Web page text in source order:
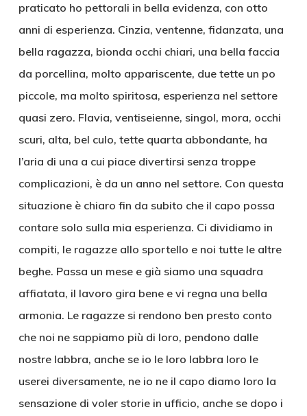
praticato ho pettorali in bella evidenza, con otto
anni di esperienza. Cinzia, ventenne, fidanzata, una
bella ragazza, bionda occhi chiari, una bella faccia
da porcellina, molto appariscente, due tette un po
piccole, ma molto spiritosa, esperienza nel settore
quasi zero. Flavia, ventiseienne, singol, mora, occhi
scuri, alta, bel culo, tette quarta abbondante, ha
l’aria di una a cui piace divertirsi senza troppe
complicazioni, è da un anno nel settore. Con questa
situazione è chiaro fin da subito che il capo possa
contare solo sulla mia esperienza. Ci dividiamo in
compiti, le ragazze allo sportello e noi tutte le altre
beghe. Passa un mese e già siamo una squadra
affiatata, il lavoro gira bene e vi regna una bella
armonia. Le ragazze si rendono ben presto conto
che noi ne sappiamo più di loro, pendono dalle
nostre labbra, anche se io le loro labbra loro le
userei diversamente, ne io ne il capo diamo loro la
sensazione di voler storie in ufficio, anche se dopo i